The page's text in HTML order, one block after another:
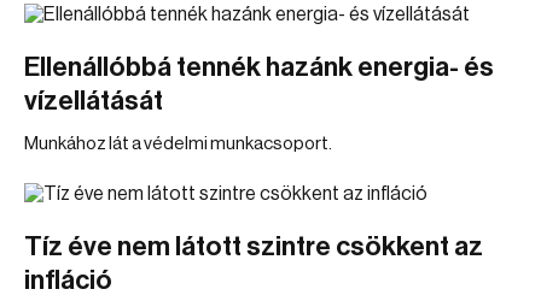
Ellenállóbbá tennék hazánk energia- és
vízellátását
Munkához lát a védelmi munkacsoport.
Tíz éve nem látott szintre csökkent az
infláció